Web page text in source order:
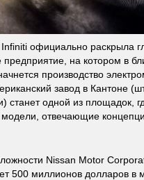
официально раскрыла
предприятие, на котором в
производство
завод в Кантоне
станет одной из площадок,
модели, отвечающие
Nissan Motor
500 миллионов долларов в